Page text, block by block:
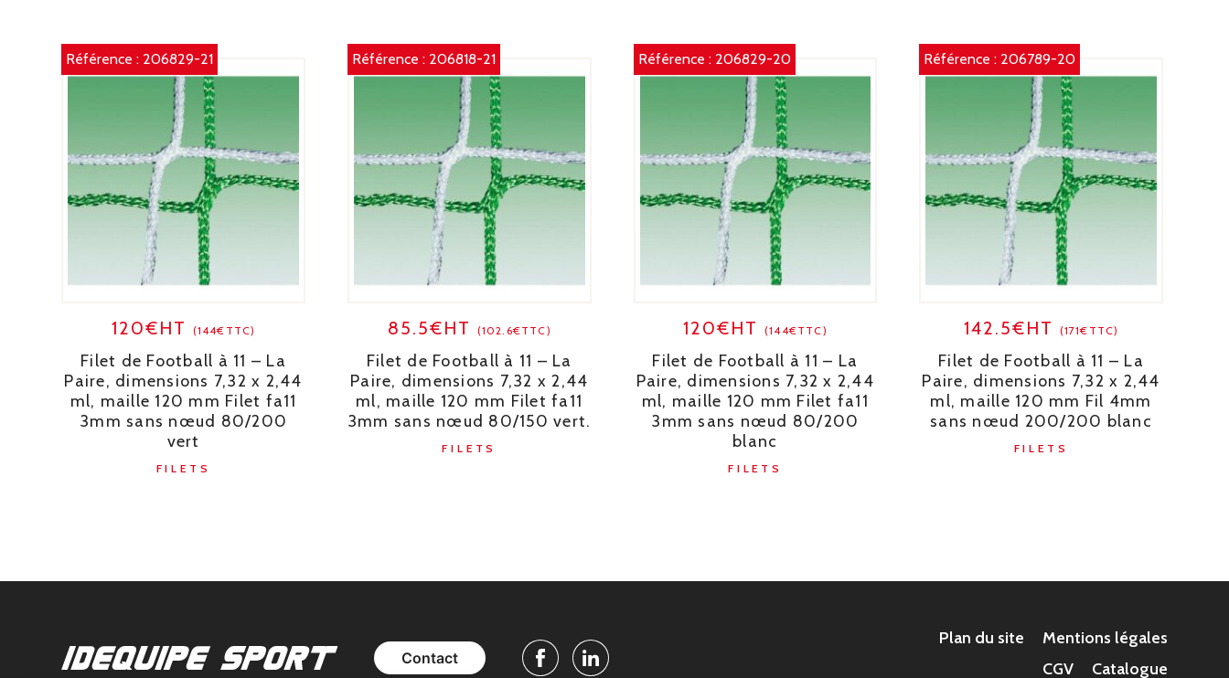
Référence : 206829-21
120€HT (144€TTC)
Filet de Football à 11 – La
Paire, dimensions 7,32 x 2,44
ml, maille 120 mm Filet fa11
3mm sans nœud 80/200
vert
FILETS
Référence : 206818-21
85.5€HT (102.6€TTC)
Filet de Football à 11 – La
Paire, dimensions 7,32 x 2,44
ml, maille 120 mm Filet fa11
3mm sans nœud 80/150 vert.
FILETS
Référence : 206829-20
120€HT (144€TTC)
Filet de Football à 11 – La
Paire, dimensions 7,32 x 2,44
ml, maille 120 mm Filet fa11
3mm sans nœud 80/200
blanc
FILETS
Référence : 206789-20
142.5€HT (171€TTC)
Filet de Football à 11 – La
Paire, dimensions 7,32 x 2,44
ml, maille 120 mm Fil 4mm
sans nœud 200/200 blanc
FILETS
Contact FacebookLinkedin
Plan du site
Mentions légales
CGV
Catalogue